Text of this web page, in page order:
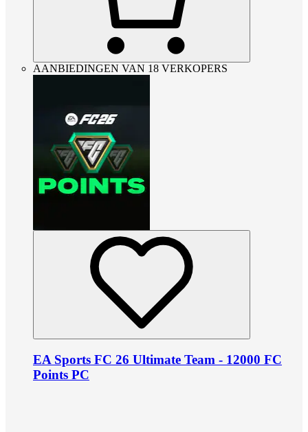
AANBIEDINGEN VAN 18 VERKOPERS
EA Sports FC 26 Ultimate Team - 12000 FC
Points PC